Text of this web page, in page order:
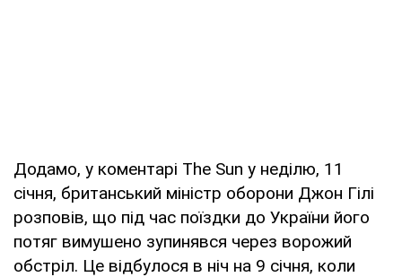
Додамо, у коментарі The Sun у неділю, 11
січня, британський міністр оборони Джон Гілі
розповів, що під час поїздки до України його
потяг вимушено зупинявся через ворожий
обстріл. Це відбулося в ніч на 9 січня, коли